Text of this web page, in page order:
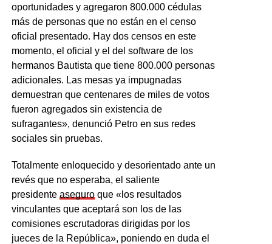
oportunidades y agregaron 800.000 cédulas
más de personas que no están en el censo
oficial presentado. Hay dos censos en este
momento, el oficial y el del software de los
hermanos Bautista que tiene 800.000 personas
adicionales. Las mesas ya impugnadas
demuestran que centenares de miles de votos
fueron agregados sin existencia de
sufragantes», denunció Petro en sus redes
sociales sin pruebas.
Totalmente enloquecido y desorientado ante un
revés que no esperaba, el saliente
presidente aseguroque «los resultados
vinculantes que aceptará son los de las
comisiones escrutadoras dirigidas por los
jueces de la República», poniendo en duda el